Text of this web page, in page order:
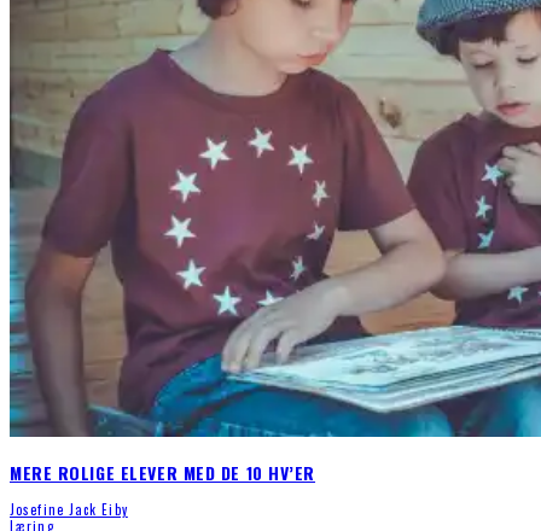
MERE ROLIGE ELEVER MED DE 10 HV’ER
Josefine Jack Eiby
Læring